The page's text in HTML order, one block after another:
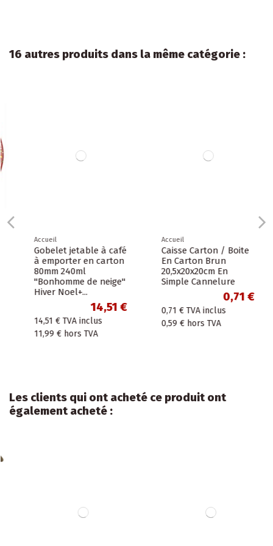
16 autres produits dans la même catégorie :
Accueil
Gobelet jetable à café
à emporter en carton
80mm 240ml
"Bonhomme de neige"
Hiver Noel+...
14,51 €
14,51 € TVA inclus
11,99 € hors TVA
Accueil
Caisse Carton / Boite
En Carton Brun
20,5x20x20cm En
Simple Cannelure
0,71 €
0,71 € TVA inclus
0,59 € hors TVA
Les clients qui ont acheté ce produit ont
également acheté :